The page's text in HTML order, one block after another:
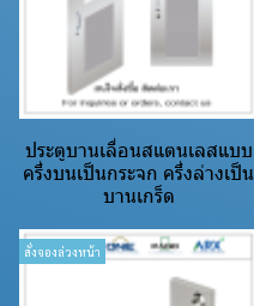
ประตูบานเลื่อนสแตนเลสแบบ
ครึ่งบนเป็นกระจก ครึ่งล่างเป็น
บานเกร็ด
สั่งจองล่วงหน้า